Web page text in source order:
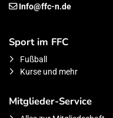
Info@ffc-n.de
Sport im FFC
Fußball
Kurse und mehr
Mitglieder-Service